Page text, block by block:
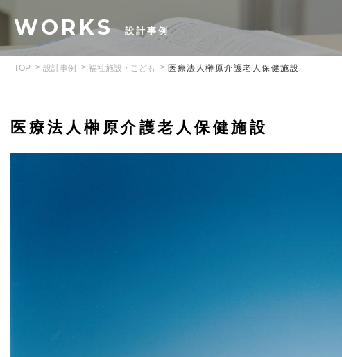
WORKS 設計事例
TOP 設計事例 福祉施設・こども 医療法人榊原介護老人保健施設
医療法人榊原介護老人保健施設